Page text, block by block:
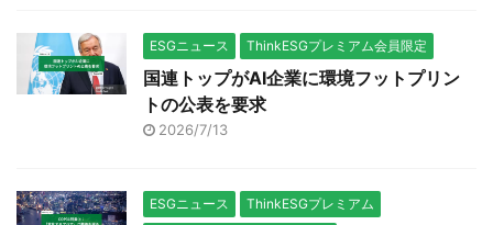
ESGニュース ThinkESGプレミアム会員限定
国連トップがAI企業に環境フットプリン
トの公表を要求
2026/7/13
ESGニュース
ThinkESGプレミアム